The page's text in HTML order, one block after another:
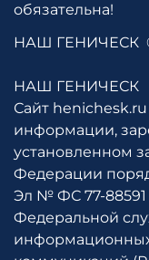
обязательна!
НАШ ГЕНИЧЕСК
НАШ ГЕНИЧЕСК
Сайт
информации,
установленном
Федерации
Эл № ФС 77-88591
Федеральной